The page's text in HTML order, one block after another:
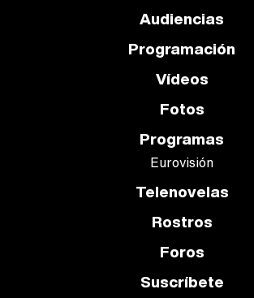
Audiencias
Programación
Vídeos
Fotos
Programas
Eurovisión
Telenovelas
Rostros
Foros
Suscríbete